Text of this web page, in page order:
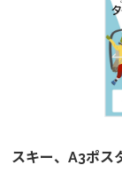
スキー、A3ポ